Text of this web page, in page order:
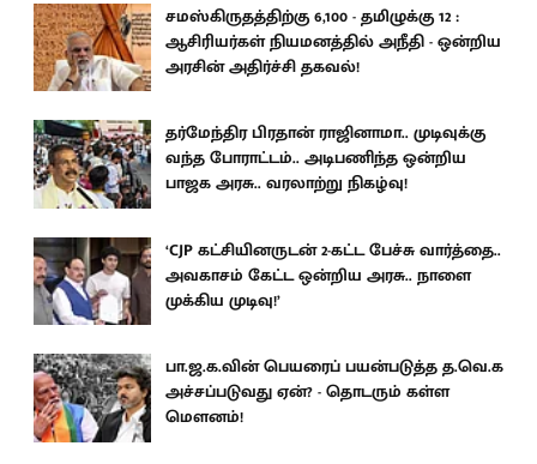
சமஸ்கிருதத்திற்கு 6,100 - தமிழுக்கு 12 :
ஆசிரியர்கள் நியமனத்தில் அநீதி - ஒன்றிய
அரசின் அதிர்ச்சி தகவல்!
தர்மேந்திர பிரதான் ராஜினாமா.. முடிவுக்கு
வந்த போராட்டம்.. அடிபணிந்த ஒன்றிய
பாஜக அரசு.. வரலாற்று நிகழ்வு!
‘CJP கட்சியினருடன் 2-கட்ட பேச்சு வார்த்தை..
அவகாசம் கேட்ட ஒன்றிய அரசு.. நாளை
முக்கிய முடிவு!’
பா.ஜ.க.வின் பெயரைப் பயன்படுத்த த.வெ.க
அச்சப்படுவது ஏன்? - தொடரும் கள்ள
மெளனம்!